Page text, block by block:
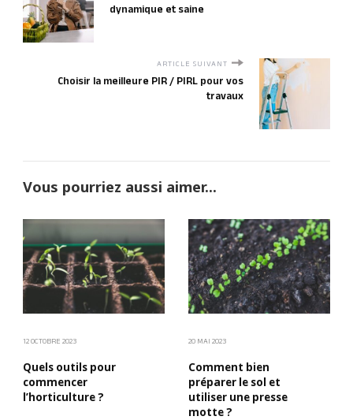
dynamique et saine
ARTICLE SUIVANT
Choisir la meilleure PIR / PIRL pour vos
travaux
Vous pourriez aussi aimer...
12 OCTOBRE 2023
Quels outils pour
commencer
l’horticulture ?
20 MAI 2023
Comment bien
préparer le sol et
utiliser une presse
motte ?